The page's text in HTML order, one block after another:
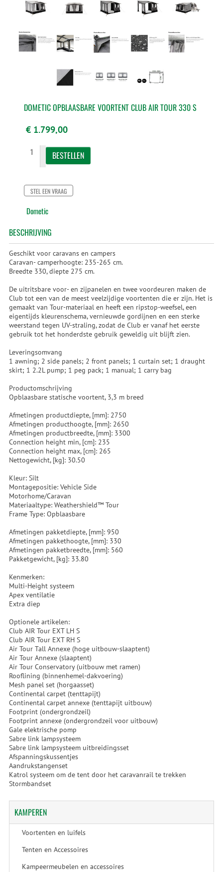
DOMETIC OPBLAASBARE VOORTENT CLUB AIR TOUR 330 S
€ 1.799,00
STEL EEN VRAAG
Dometic
BESCHRIJVING
Geschikt voor caravans en campers
Caravan- camperhoogte: 235-265 cm.
Breedte 330, diepte 275 cm.
De uitritsbare voor- en zijpanelen en twee voordeuren maken de
Club tot een van de meest veelzijdige voortenten die er zijn. Het is
gemaakt van Tour-materiaal en heeft een ripstop-weefsel, een
eigentijds kleurenschema, vernieuwde gordijnen en een sterke
weerstand tegen UV-straling, zodat de Club er vanaf het eerste
gebruik tot het honderdste gebruik geweldig uit blijft zien.
Leveringsomvang
1 awning; 2 side panels; 2 front panels; 1 curtain set; 1 draught
skirt; 1 2.2L pump; 1 peg pack; 1 manual; 1 carry bag
Productomschrijving
Opblaasbare statische voortent, 3,3 m breed
Afmetingen productdiepte, [mm]: 2750
Afmetingen producthoogte, [mm]: 2650
Afmetingen productbreedte, [mm]: 3300
Connection height min, [cm]: 235
Connection height max, [cm]: 265
Nettogewicht, [kg]: 30.50
Kleur: Silt
Montagepositie: Vehicle Side
Motorhome/Caravan
Materiaaltype: Weathershield™ Tour
Frame Type: Opblaasbare
Afmetingen pakketdiepte, [mm]: 950
Afmetingen pakkethoogte, [mm]: 330
Afmetingen pakketbreedte, [mm]: 560
Pakketgewicht, [kg]: 33.80
Kenmerken:
Multi-Height systeem
Apex ventilatie
Extra diep
Optionele artikelen:
Club AIR Tour EXT LH S
Club AIR Tour EXT RH S
Air Tour Tall Annexe (hoge uitbouw-slaaptent)
Air Tour Annexe (slaaptent)
Air Tour Conservatory (uitbouw met ramen)
Rooflining (binnenhemel-dakvoering)
Mesh panel set (horgaasset)
Continental carpet (tenttapijt)
Continental carpet annexe (tenttapijt uitbouw)
Footprint (ondergrondzeil)
Footprint annexe (ondergrondzeil voor uitbouw)
Gale elektrische pomp
Sabre link lampsysteem
Sabre link lampsysteem uitbreidingsset
Afspanningskussentjes
Aandrukstangenset
Katrol systeem om de tent door het caravanrail te trekken
Stormbandset
KAMPEREN
Voortenten en luifels
Tenten en Accessoires
Kampeermeubelen en accessoires